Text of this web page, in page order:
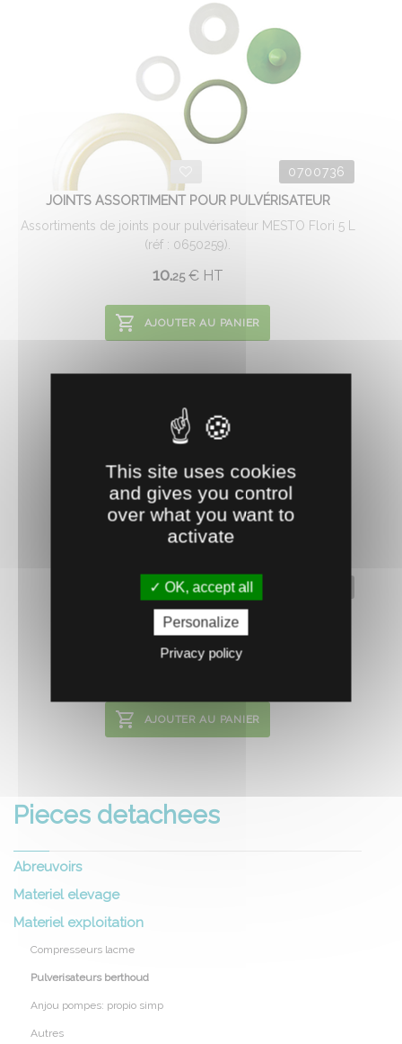
0700736
JOINTS ASSORTIMENT POUR PULVÉRISATEUR
Assortiments de joints pour pulvérisateur MESTO Flori 5 L
(réf : 0650259).
10.25 €HT
AJOUTER AU PANIER
KIT ENTRETIEN ELYTE 8
AJOUTER AU PANIER
Pieces detachees
Abreuvoirs
Materiel elevage
Materiel exploitation
Compresseurs lacme
Pulverisateurs berthoud
Anjou pompes: propio simp
Autres
This site uses cookies
and gives you control
over what you want to
activate
OK, accept all
Personalize
Privacy policy